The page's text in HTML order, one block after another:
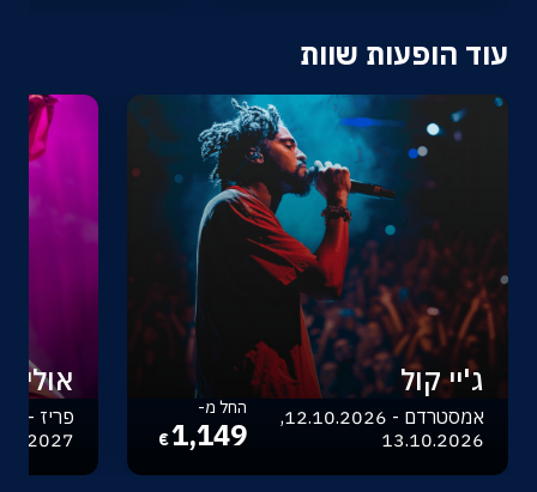
עוד הופעות שוות
ג'יי קול
אמסטרדם - 12.10.2026,
13.10.2026
החל מ-
1,149
€